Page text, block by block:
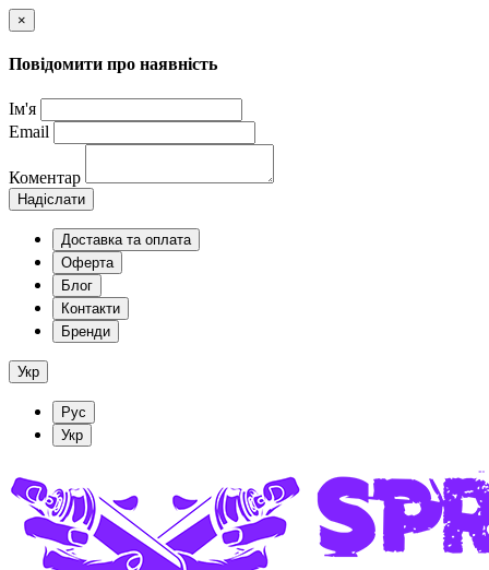
×
Повідомити про наявність
Ім'я
Email
Коментар
Надіслати
Доставка та оплата
Оферта
Блог
Контакти
Бренди
Укр
Рус
Укр